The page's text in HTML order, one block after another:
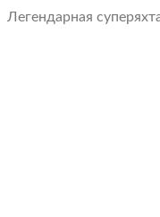
Легендарная